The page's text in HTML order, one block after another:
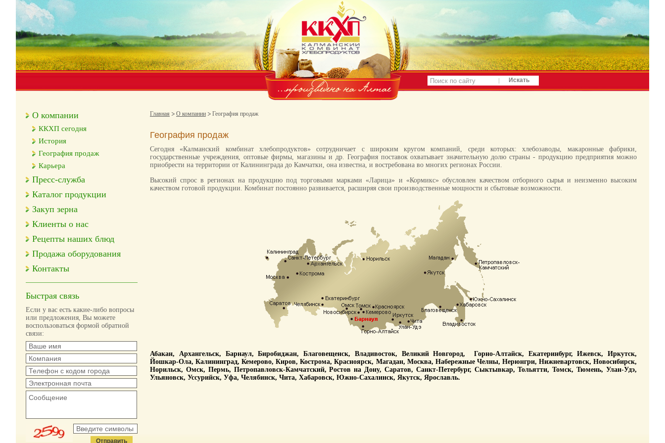
О компании
ККХП сегодня
История
География продаж
Карьера
Пресс-служба
Каталог продукции
Закуп зерна
Клиенты о нас
Рецепты наших блюд
Продажа оборудования
Контакты
Быстрая связь
Если у вас есть какие-либо вопросы
или предложения, Вы можете
воспользоваться формой обратной
связи:
Главная О компании География продаж
География продаж
Сегодня «Калманский комбинат хлебопродуктов» сотрудничает с широким кругом компаний, среди которых: хлебозаводы, макаронные фабрики,
государственные учреждения, оптовые фирмы, магазины и др. География поставок охватывает значительную долю страны - продукцию предприятия можно
приобрести на территории от Калининграда до Камчатки, она известна, и востребована во многих регионах России.
Высокий спрос в регионах на продукцию под торговыми марками «Ларица» и «Кормикс» обусловлен качеством отборного сырья и неизменно высоким
качеством готовой продукции. Комбинат постоянно развивается, расширяя свои производственные мощности и сбытовые возможности.
Абакан, Архангельск, Барнаул, Биробиджан, Благовещенск, Владивосток, Великий Новгород,
Горно-Алтайск, Екатеринбург, Ижевск, Иркутск,
Йошкар-Ола, Калининград, Кемерово, Киров, Кострома, Красноярск, Магадан, Москва, Набережные Челны, Нерюнгри, Нижневартовск, Новосибирск,
Норильск, Омск, Пермь, Петропавловск-Камчатский, Ростов на Дону, Саратов, Санкт-Петербург, Сыктывкар, Тольятти, Томск, Тюмень, Улан-Удэ,
Ульяновск, Уссурийск, Уфа, Челябинск, Чита, Хабаровск, Южно-Сахалинск, Якутск, Ярославль.